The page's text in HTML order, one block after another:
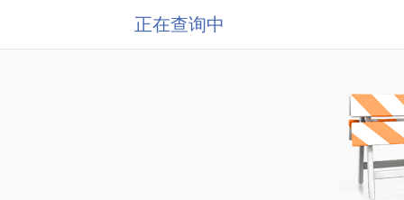
正在查询中